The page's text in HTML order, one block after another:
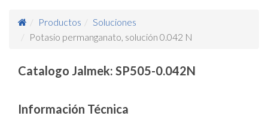
Productos
Soluciones
Potasio permanganato, solución 0.042 N
Catalogo Jalmek: SP505-0.042N
Información Técnica